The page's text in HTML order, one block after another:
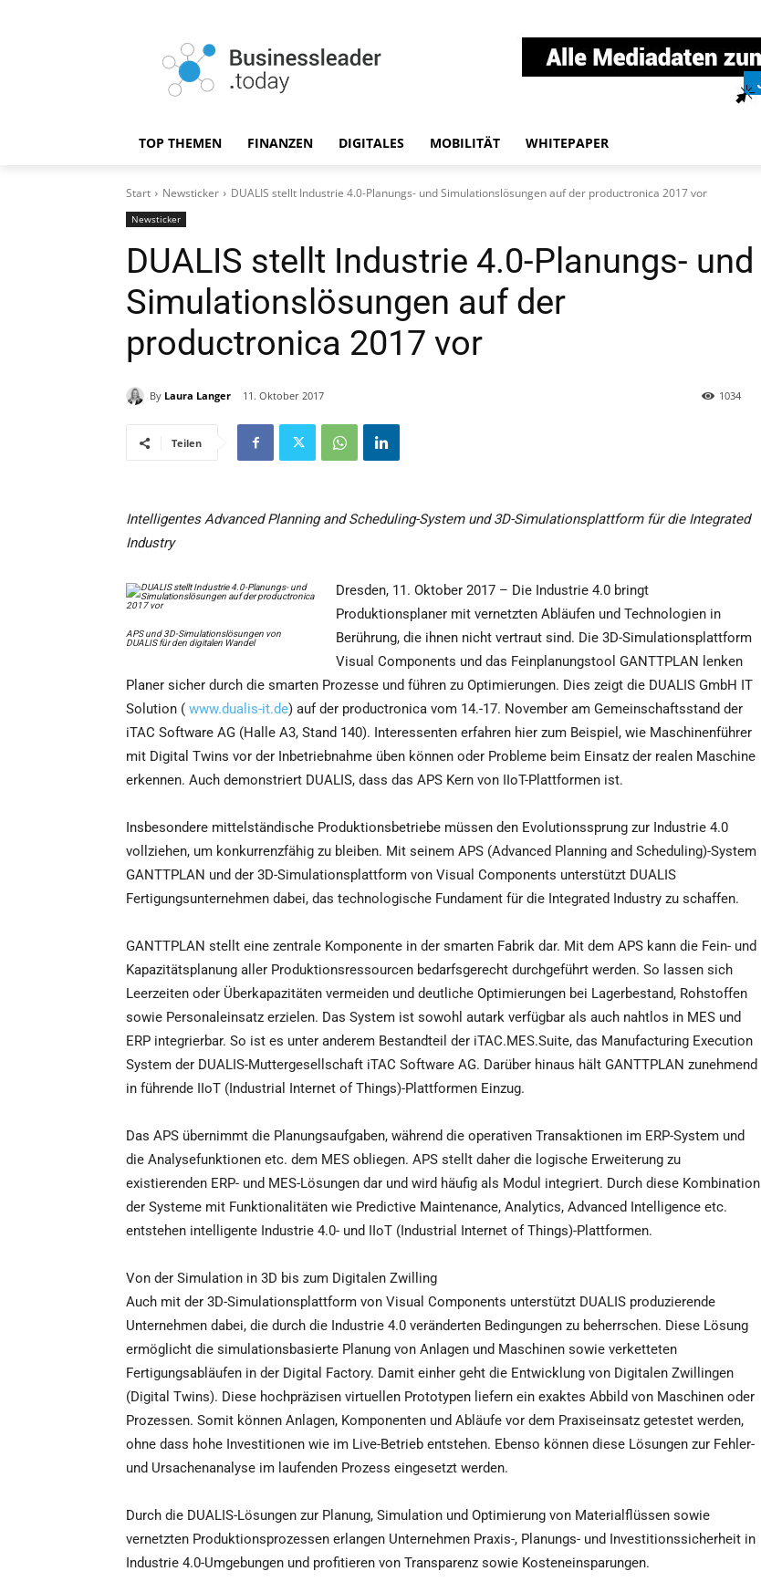
TOP THEMEN FINANZEN DIGITALES MOBILITÄT WHITEPAPER
Start Newsticker DUALIS stellt Industrie 4.0-Planungs- und Simulationslösungen auf der productronica 2017 vor
Newsticker
DUALIS stellt Industrie 4.0-Planungs- und
Simulationslösungen auf der
productronica 2017 vor
By Laura Langer 11. Oktober 2017 1034
Teilen
Intelligentes Advanced Planning and Scheduling-System und 3D-Simulationsplattform für die Integrated
Industry
APS und 3D-Simulationslösungen von
DUALIS für den digitalen Wandel
Dresden, 11. Oktober 2017 – Die Industrie 4.0 bringt
Produktionsplaner mit vernetzten Abläufen und Technologien in
Berührung, die ihnen nicht vertraut sind. Die 3D-Simulationsplattform
Visual Components und das Feinplanungstool GANTTPLAN lenken
Planer sicher durch die smarten Prozesse und führen zu Optimierungen. Dies zeigt die DUALIS GmbH IT
Solution ( www.dualis-it.de) auf der productronica vom 14.-17. November am Gemeinschaftsstand der
iTAC Software AG (Halle A3, Stand 140). Interessenten erfahren hier zum Beispiel, wie Maschinenführer
mit Digital Twins vor der Inbetriebnahme üben können oder Probleme beim Einsatz der realen Maschine
erkennen. Auch demonstriert DUALIS, dass das APS Kern von IIoT-Plattformen ist.
Insbesondere mittelständische Produktionsbetriebe müssen den Evolutionssprung zur Industrie 4.0
vollziehen, um konkurrenzfähig zu bleiben. Mit seinem APS (Advanced Planning and Scheduling)-System
GANTTPLAN und der 3D-Simulationsplattform von Visual Components unterstützt DUALIS
Fertigungsunternehmen dabei, das technologische Fundament für die Integrated Industry zu schaffen.
GANTTPLAN stellt eine zentrale Komponente in der smarten Fabrik dar. Mit dem APS kann die Fein- und
Kapazitätsplanung aller Produktionsressourcen bedarfsgerecht durchgeführt werden. So lassen sich
Leerzeiten oder Überkapazitäten vermeiden und deutliche Optimierungen bei Lagerbestand, Rohstoffen
sowie Personaleinsatz erzielen. Das System ist sowohl autark verfügbar als auch nahtlos in MES und
ERP integrierbar. So ist es unter anderem Bestandteil der iTAC.MES.Suite, das Manufacturing Execution
System der DUALIS-Muttergesellschaft iTAC Software AG. Darüber hinaus hält GANTTPLAN zunehmend
in führende IIoT (Industrial Internet of Things)-Plattformen Einzug.
Das APS übernimmt die Planungsaufgaben, während die operativen Transaktionen im ERP-System und
die Analysefunktionen etc. dem MES obliegen. APS stellt daher die logische Erweiterung zu
existierenden ERP- und MES-Lösungen dar und wird häufig als Modul integriert. Durch diese Kombination
der Systeme mit Funktionalitäten wie Predictive Maintenance, Analytics, Advanced Intelligence etc.
entstehen intelligente Industrie 4.0- und IIoT (Industrial Internet of Things)-Plattformen.
Von der Simulation in 3D bis zum Digitalen Zwilling
Auch mit der 3D-Simulationsplattform von Visual Components unterstützt DUALIS produzierende
Unternehmen dabei, die durch die Industrie 4.0 veränderten Bedingungen zu beherrschen. Diese Lösung
ermöglicht die simulationsbasierte Planung von Anlagen und Maschinen sowie verketteten
Fertigungsabläufen in der Digital Factory. Damit einher geht die Entwicklung von Digitalen Zwillingen
(Digital Twins). Diese hochpräzisen virtuellen Prototypen liefern ein exaktes Abbild von Maschinen oder
Prozessen. Somit können Anlagen, Komponenten und Abläufe vor dem Praxiseinsatz getestet werden,
ohne dass hohe Investitionen wie im Live-Betrieb entstehen. Ebenso können diese Lösungen zur Fehler-
und Ursachenanalyse im laufenden Prozess eingesetzt werden.
Durch die DUALIS-Lösungen zur Planung, Simulation und Optimierung von Materialflüssen sowie
vernetzten Produktionsprozessen erlangen Unternehmen Praxis-, Planungs- und Investitionssicherheit in
Industrie 4.0-Umgebungen und profitieren von Transparenz sowie Kosteneinsparungen.